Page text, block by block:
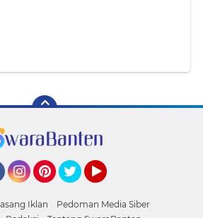
Iklan
Pedoman Media Siber